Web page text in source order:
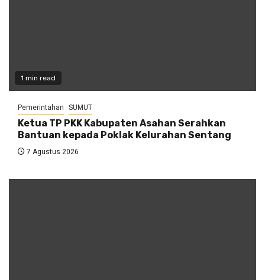
1 min read
Pemerintahan SUMUT
Ketua TP PKK Kabupaten Asahan Serahkan
Bantuan kepada Poklak Kelurahan Sentang
7 Agustus 2026